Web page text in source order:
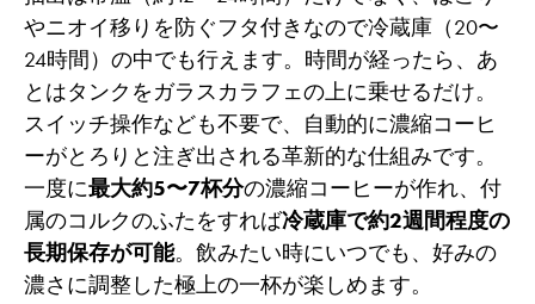
やニオイ移りを防ぐフタ付きなので冷蔵庫（20〜
24時間）の中でも行えます。時間が経ったら、あ
とはタンクをガラスカラフェの上に乗せるだけ。
スイッチ操作なども不要で、自動的に濃縮コーヒ
ーがとろりと注ぎ出される革新的な仕組みです。
一度に最大約5〜7杯分の濃縮コーヒーが作れ、付
属のコルクのふたをすれば冷蔵庫で約2週間程度の
長期保存が可能。飲みたい時にいつでも、好みの
濃さに調整した極上の一杯が楽しめます。